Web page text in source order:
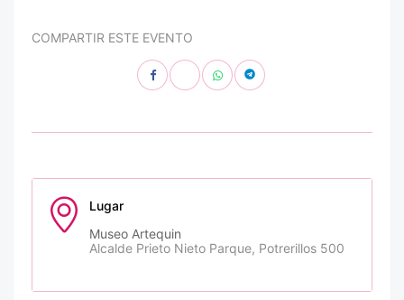
COMPARTIR ESTE EVENTO
Lugar
Museo Artequin
Alcalde Prieto Nieto Parque, Potrerillos 500